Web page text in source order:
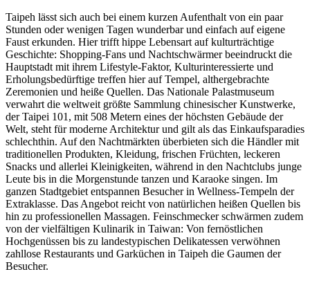
Taipeh lässt sich auch bei einem kurzen Aufenthalt von ein paar
Stunden oder wenigen Tagen wunderbar und einfach auf eigene
Faust erkunden. Hier trifft hippe Lebensart auf kulturträchtige
Geschichte: Shopping-Fans und Nachtschwärmer beeindruckt die
Hauptstadt mit ihrem Lifestyle-Faktor, Kulturinteressierte und
Erholungsbedürftige treffen hier auf Tempel, althergebrachte
Zeremonien und heiße Quellen. Das Nationale Palastmuseum
verwahrt die weltweit größte Sammlung chinesischer Kunstwerke,
der Taipei 101, mit 508 Metern eines der höchsten Gebäude der
Welt, steht für moderne Architektur und gilt als das Einkaufsparadies
schlechthin. Auf den Nachtmärkten überbieten sich die Händler mit
traditionellen Produkten, Kleidung, frischen Früchten, leckeren
Snacks und allerlei Kleinigkeiten, während in den Nachtclubs junge
Leute bis in die Morgenstunde tanzen und Karaoke singen. Im
ganzen Stadtgebiet entspannen Besucher in Wellness-Tempeln der
Extraklasse. Das Angebot reicht von natürlichen heißen Quellen bis
hin zu professionellen Massagen. Feinschmecker schwärmen zudem
von der vielfältigen Kulinarik in Taiwan: Von fernöstlichen
Hochgenüssen bis zu landestypischen Delikatessen verwöhnen
zahllose Restaurants und Garküchen in Taipeh die Gaumen der
Besucher.